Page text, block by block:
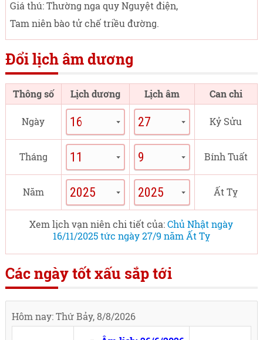
Giá thú: Thường nga quy Nguyệt điện,
Tam niên bào tử chế triều đường.
Đổi lịch âm dương
Thông số Lịch dương Lịch âm Can chi
Ngày Kỷ Sửu
Tháng Bính Tuất
Năm Ất Tỵ
Xem lịch vạn niên chi tiết của:Chủ Nhật ngày
16/11/2025 tức ngày 27/9 năm Ất Tỵ
Các ngày tốt xấu sắp tới
Hôm nay: Thứ Bảy, 8/8/2026